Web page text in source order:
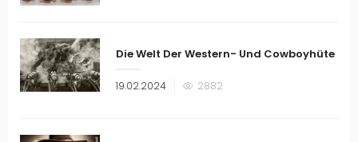
Die Welt Der Western- Und Cowboyhüte
Veröffentlicht
19.02.2024 2882